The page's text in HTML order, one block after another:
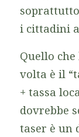
i cittadini
Quello
volta è il
+ tassa
dovrebbe
taser è un